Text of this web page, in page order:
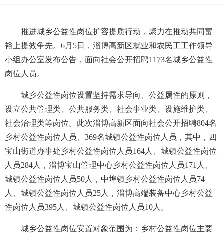
推进城乡公益性岗位扩容提质行动，聚力在推动共同富
裕上提效争先。6月5日，淄博高新区就业和农民工工作领导
小组办公室发布公告，面向社会公开招聘1173名城乡公益性
岗位人员。
城乡公益性岗位设置坚持需求导向、公益属性的原则，
设立公共管理类、公共服务类、社会事业类、设施维护类、
社会治理类等岗位。此次淄博高新区面向社会公开招聘804名
乡村公益性岗位人员、369名城镇公益性岗位人员，其中，四
宝山街道办事处乡村公益性岗位人员164人、城镇公益性岗位
人员284人，淄博宝山管理中心乡村公益性岗位人员171人、
城镇公益性岗位人员50人，中埠镇乡村公益性岗位人员74
人、城镇公益性岗位人员25人，淄博高端装备中心乡村公益
性岗位人员395人、城镇公益性岗位人员10人。
城乡公益性岗位安置对象范围为：乡村公益性岗位主要